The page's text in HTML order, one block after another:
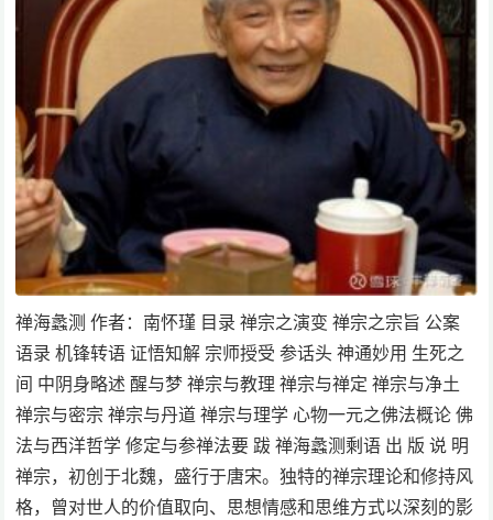
禅海蠡测 作者：南怀瑾 目录 禅宗之演变 禅宗之宗旨 公案
语录 机锋转语 证悟知解 宗师授受 参话头 神通妙用 生死之
间 中阴身略述 醒与梦 禅宗与教理 禅宗与禅定 禅宗与净土
禅宗与密宗 禅宗与丹道 禅宗与理学 心物一元之佛法概论 佛
法与西洋哲学 修定与参禅法要 跋 禅海蠡测剩语 出 版 说 明
禅宗，初创于北魏，盛行于唐宋。独特的禅宗理论和修持风
格，曾对世人的价值取向、思想情感和思维方式以深刻的影